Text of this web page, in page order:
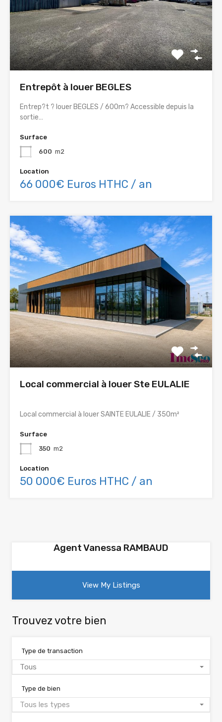
Entrepôt à louer BEGLES
Entrep?t ? louer BEGLES / 600m? Accessible depuis la
sortie…
Surface
600 m2
Location
66 000€ Euros HTHC / an
Local commercial à louer Ste EULALIE
Local commercial à louer SAINTE EULALIE / 350m²
Surface
350 m2
Location
50 000€ Euros HTHC / an
Agent Vanessa RAMBAUD
View My Listings
Trouvez votre bien
Type de transaction
Tous
Type de bien
Tous les types